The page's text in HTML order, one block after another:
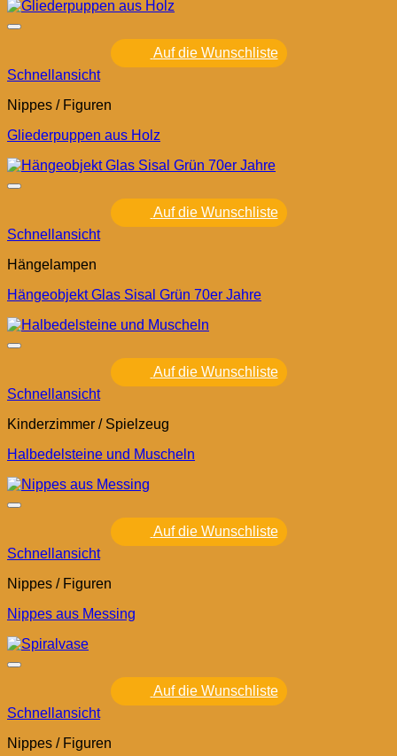
Auf die Wunschliste
Schnellansicht
Nippes / Figuren
Gliederpuppen aus Holz
Auf die Wunschliste
Schnellansicht
Hängelampen
Hängeobjekt Glas Sisal Grün 70er Jahre
Auf die Wunschliste
Schnellansicht
Kinderzimmer / Spielzeug
Halbedelsteine und Muscheln
Auf die Wunschliste
Schnellansicht
Nippes / Figuren
Nippes aus Messing
Auf die Wunschliste
Schnellansicht
Nippes / Figuren